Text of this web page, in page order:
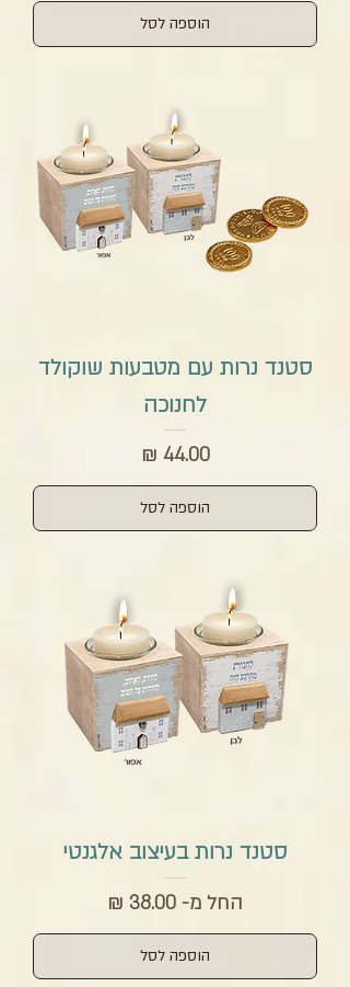
הוספה לסל
סטנד נרות עם מטבעות שוקולד
לחנוכה
מחיר‏44.00 ‏₪
הוספה לסל
סטנד נרות בעיצוב אלגנטי
החל מ-
מחיר מבצע
הוספה לסל